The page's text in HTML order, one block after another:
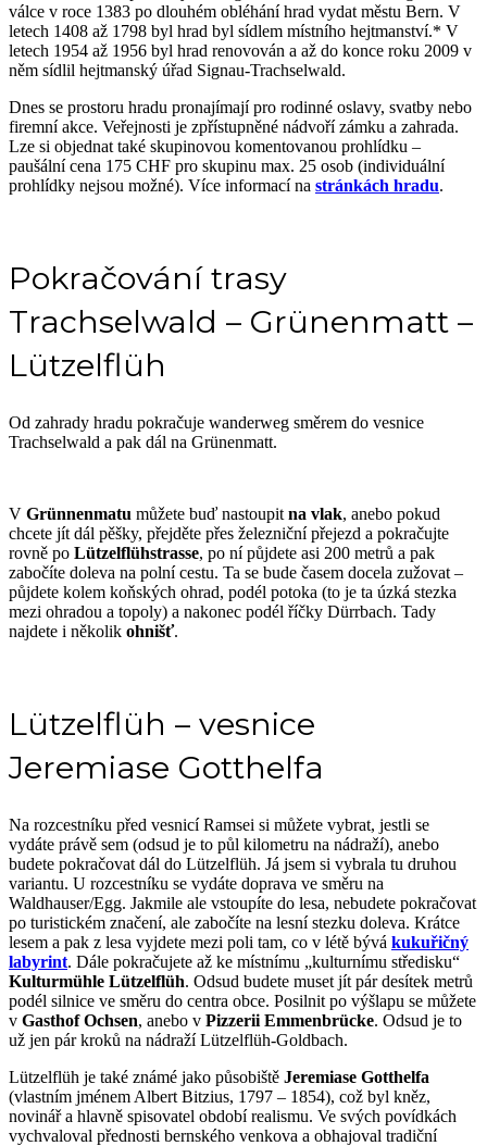
válce v roce 1383 po dlouhém obléhání hrad vydat městu Bern. V
letech 1408 až 1798 byl hrad byl sídlem místního hejtmanství.* V
letech 1954 až 1956 byl hrad renovován a až do konce roku 2009 v
něm sídlil hejtmanský úřad Signau-Trachselwald.
Dnes se prostoru hradu pronajímají pro rodinné oslavy, svatby nebo
firemní akce. Veřejnosti je zpřístupněné nádvoří zámku a zahrada.
Lze si objednat také skupinovou komentovanou prohlídku –
paušální cena 175 CHF pro skupinu max. 25 osob (individuální
prohlídky nejsou možné). Více informací na stránkách hradu.
Pokračování trasy
Trachselwald – Grünenmatt –
Lützelflüh
Od zahrady hradu pokračuje wanderweg směrem do vesnice
Trachselwald a pak dál na Grünenmatt.
V Grünnenmatu můžete buď nastoupit na vlak, anebo pokud
chcete jít dál pěšky, přejděte přes železniční přejezd a pokračujte
rovně po Lützelflühstrasse, po ní půjdete asi 200 metrů a pak
zabočíte doleva na polní cestu. Ta se bude časem docela zužovat –
půjdete kolem koňských ohrad, podél potoka (to je ta úzká stezka
mezi ohradou a topoly) a nakonec podél říčky Dürrbach. Tady
najdete i několik ohnišť.
Lützelflüh – vesnice
Jeremiase Gotthelfa
Na rozcestníku před vesnicí Ramsei si můžete vybrat, jestli se
vydáte právě sem (odsud je to půl kilometru na nádraží), anebo
budete pokračovat dál do Lützelflüh. Já jsem si vybrala tu druhou
variantu. U rozcestníku se vydáte doprava ve směru na
Waldhauser/Egg. Jakmile ale vstoupíte do lesa, nebudete pokračovat
po turistickém značení, ale zabočíte na lesní stezku doleva. Krátce
lesem a pak z lesa vyjdete mezi poli tam, co v létě bývá kukuřičný
labyrint. Dále pokračujete až ke místnímu „kulturnímu středisku“
Kulturmühle Lützelflüh. Odsud budete muset jít pár desítek metrů
podél silnice ve směru do centra obce. Posilnit po výšlapu se můžete
v Gasthof Ochsen, anebo v Pizzerii Emmenbrücke. Odsud je to
už jen pár kroků na nádraží Lützelflüh-Goldbach.
Lützelflüh je také známé jako působiště Jeremiase Gotthelfa
(vlastním jménem Albert Bitzius, 1797 – 1854), což byl kněz,
novinář a hlavně spisovatel období realismu. Ve svých povídkách
vychvaloval přednosti bernského venkova a obhajoval tradiční